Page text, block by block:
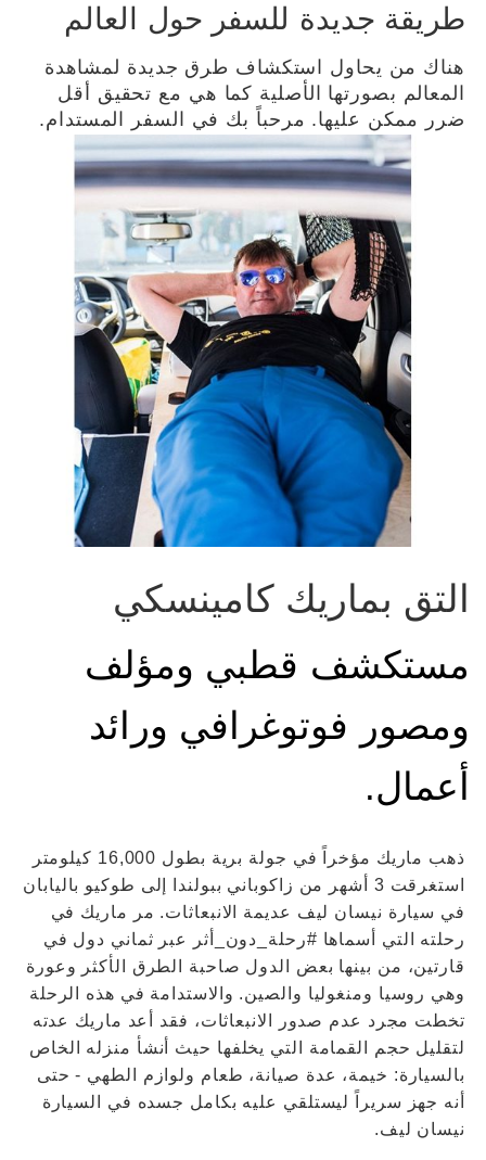
طريقة جديدة للسفر حول العالم
هناك من يحاول استكشاف طرق جديدة لمشاهدة
المعالم بصورتها الأصلية كما هي مع تحقيق أقل
ضرر ممكن عليها. مرحباً بك في السفر المستدام.
التق بماريك كامينسكي
مستكشف قطبي ومؤلف
ومصور فوتوغرافي ورائد
أعمال.
ذهب ماريك مؤخراً في جولة برية بطول 16,000 كيلومتر
استغرقت 3 أشهر من زاكوباني ببولندا إلى طوكيو باليابان
في سيارة نيسان ليف عديمة الانبعاثات. مر ماريك في
رحلته التي أسماها #رحلة_دون_أثر عبر ثماني دول في
قارتين، من بينها بعض الدول صاحبة الطرق الأكثر وعورة
وهي روسيا ومنغوليا والصين. والاستدامة في هذه الرحلة
تخطت مجرد عدم صدور الانبعاثات، فقد أعد ماريك عدته
لتقليل حجم القمامة التي يخلفها حيث أنشأ منزله الخاص
بالسيارة: خيمة، عدة صيانة، طعام ولوازم الطهي - حتى
أنه جهز سريراً ليستلقي عليه بكامل جسده في السيارة
نيسان ليف.